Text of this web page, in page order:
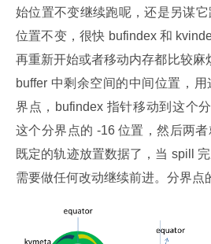
始位置不变继续跑呢，还是另谋
位置不变，很快 bufindex 和
再重新开始或者移动内存都比较麻
buffer 中剩余空间的中间位置，
界点，bufindex 指针移动到这个
这个分界点的 -16 位置，然后两
既定的轨迹放置数据了，当 spill
需要做任何改动继续前进。分界点